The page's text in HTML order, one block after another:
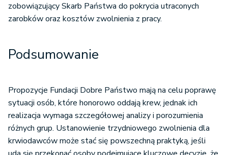
zobowiązujący Skarb Państwa do pokrycia utraconych
zarobków oraz kosztów zwolnienia z pracy.
Podsumowanie
Propozycje Fundacji Dobre Państwo mają na celu poprawę
sytuacji osób, które honorowo oddają krew, jednak ich
realizacja wymaga szczegółowej analizy i porozumienia
różnych grup. Ustanowienie trzydniowego zwolnienia dla
krwiodawców może stać się powszechną praktyką, jeśli